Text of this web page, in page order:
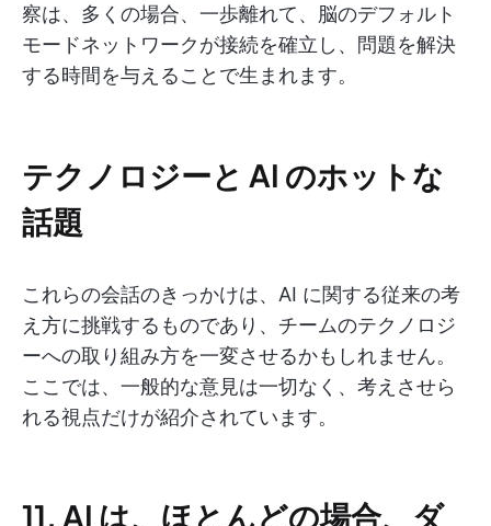
察は、多くの場合、一歩離れて、脳のデフォルト
モードネットワークが接続を確立し、問題を解決
する時間を与えることで生まれます。
テクノロジーと AI のホットな
話題
これらの会話のきっかけは、AI に関する従来の考
え方に挑戦するものであり、チームのテクノロジ
ーへの取り組み方を一変させるかもしれません。
ここでは、一般的な意見は一切なく、考えさせら
れる視点だけが紹介されています。
11. AI は、ほとんどの場合、ダ